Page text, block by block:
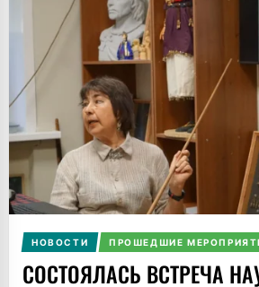
НОВОСТИ ПРОШЕДШИЕ
СОСТОЯЛАСЬ ВСТРЕЧА